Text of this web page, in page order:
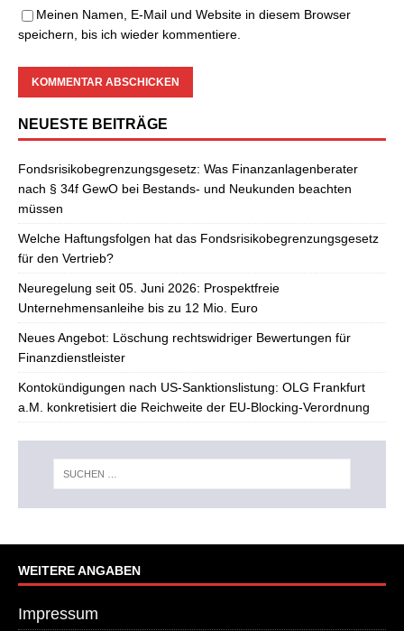
Meinen Namen, E-Mail und Website in diesem Browser
speichern, bis ich wieder kommentiere.
NEUESTE BEITRÄGE
Fondsrisikobegrenzungsgesetz: Was Finanzanlagenberater
nach § 34f GewO bei Bestands- und Neukunden beachten
müssen
Welche Haftungsfolgen hat das Fondsrisikobegrenzungsgesetz
für den Vertrieb?
Neuregelung seit 05. Juni 2026: Prospektfreie
Unternehmensanleihe bis zu 12 Mio. Euro
Neues Angebot: Löschung rechtswidriger Bewertungen für
Finanzdienstleister
Kontokündigungen nach US-Sanktionslistung: OLG Frankfurt
a.M. konkretisiert die Reichweite der EU-Blocking-Verordnung
WEITERE ANGABEN
Impressum